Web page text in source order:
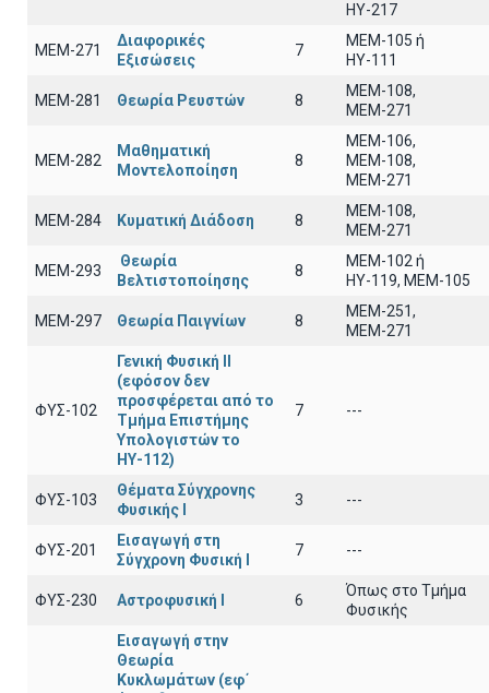
ΗΥ-217
ΜΕΜ-271
Διαφορικές
Εξισώσεις
7
ΜΕΜ-105 ή
ΗΥ-111
ΜΕΜ-281 Θεωρία Ρευστών 8
ΜΕΜ-108,
ΜΕΜ-271
ΜΕΜ-282
Μαθηματική
Μοντελοποίηση
8
ΜΕΜ-106,
ΜΕΜ-108,
ΜΕΜ-271
ΜΕΜ-284 Κυματική Διάδοση 8
ΜΕΜ-108,
ΜΕΜ-271
ΜΕΜ-293
Θεωρία
Βελτιστοποίησης
8
ΜΕΜ-102 ή
ΗΥ-119, ΜΕΜ-105
ΜΕΜ-297 Θεωρία Παιγνίων 8
ΜΕΜ-251,
ΜΕΜ-271
ΦΥΣ-102
Γενική Φυσική ΙΙ
(εφόσον δεν
προσφέρεται από το
Τμήμα Επιστήμης
Υπολογιστών το
ΗΥ-112)
7 ---
ΦΥΣ-103
Θέματα Σύγχρονης
Φυσικής Ι
3 ---
ΦΥΣ-201
Εισαγωγή στη
Σύγχρονη Φυσική Ι
7 ---
ΦΥΣ-230 Αστροφυσική Ι 6
Όπως στο Τμήμα
Φυσικής
Εισαγωγή στην
Θεωρία
Κυκλωμάτων (εφ΄